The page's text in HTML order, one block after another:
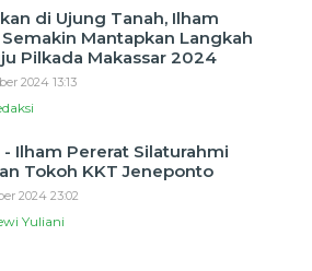
di Ujung Tanah, Ilham
Semakin Mantapkan Langkah
Pilkada Makassar 2024
2024 13:13
- Ilham Pererat Silaturahmi
Tokoh KKT Jeneponto
2024 23:02
Yuliani